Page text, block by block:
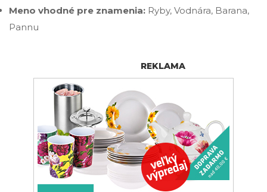
Meno vhodné pre znamenia: Ryby, Vodnára, Barana,
Pannu
REKLAMA